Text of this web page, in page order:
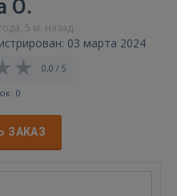
O.
5 м. назад
03 марта 2024
0,0 / 5
0
ЗАКАЗ